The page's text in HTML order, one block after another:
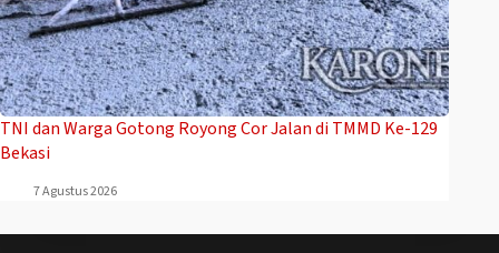
TNI dan Warga Gotong Royong Cor Jalan di TMMD Ke-129
Bekasi
7 Agustus 2026